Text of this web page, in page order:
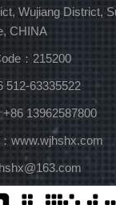
Wujiang District,
CHINA
：215200
512-63335522
+86 13962587800
www.wjhshx.com